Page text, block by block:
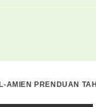
AMIEN PRENDUAN